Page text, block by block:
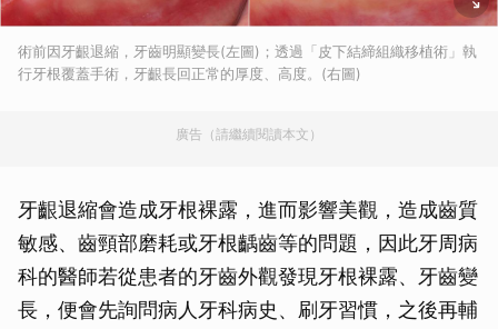
術前因牙齦退縮，牙齒明顯變長(左圖)；透過「皮下結締組織移植術」執
行牙根覆蓋手術，牙齦長回正常的厚度、高度。(右圖)
廣告（請繼續閱讀本文）
牙齦退縮會造成牙根裸露，進而影響美觀，造成齒質
敏感、齒頸部磨耗或牙根齲齒等的問題，因此牙周病
科的醫師若從患者的牙齒外觀發現牙根裸露、牙齒變
長，便會先詢問病人牙科病史、刷牙習慣，之後再輔